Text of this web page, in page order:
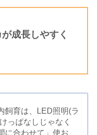
成長しやすく
飼育は、LED照明(ラ
っぱなしじゃなく
に合わせて」使お